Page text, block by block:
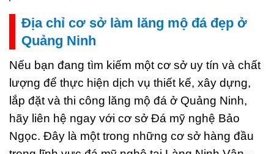
Địa chỉ cơ sở làm lăng mộ đá đẹp ở
Quảng Ninh
Nếu bạn đang tìm kiếm một cơ sở uy tín và chất
lượng để thực hiện dịch vụ thiết kế, xây dựng,
lắp đặt và thi công lăng mộ đá ở Quảng Ninh,
hãy liên hệ ngay với cơ sở Đá mỹ nghệ Bảo
Ngọc. Đây là một trong những cơ sở hàng đầu